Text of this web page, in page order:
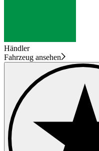
Händler
Fahrzeug ansehen